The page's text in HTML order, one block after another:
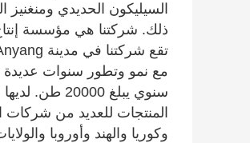
السيليكون الحديدي
ذلك. شركتنا هي مؤسسة إنتاج
مع نمو وتطور سنوات عديدة
سنوي يبلغ
المنتجات للعديد من شركات
وكوريا والهند وأوروبا